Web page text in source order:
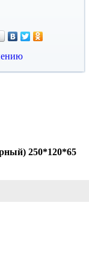
250*120*65